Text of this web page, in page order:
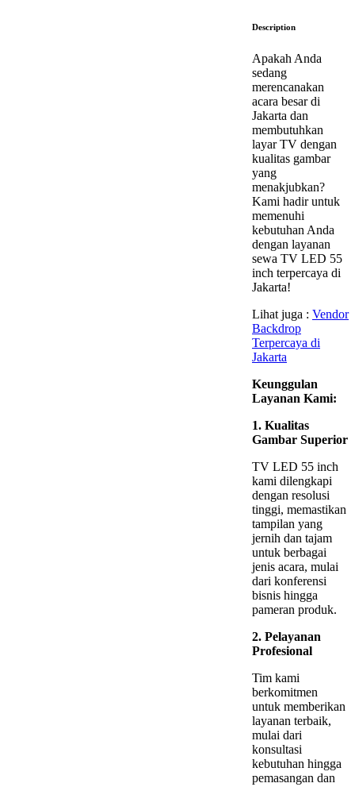
Description
Apakah Anda
sedang
merencanakan
acara besar di
Jakarta dan
membutuhkan
layar TV dengan
kualitas gambar
yang
menakjubkan?
Kami hadir untuk
memenuhi
kebutuhan Anda
dengan layanan
sewa TV LED 55
inch terpercaya di
Jakarta!
Lihat juga : Vendor
Backdrop
Terpercaya di
Jakarta
Keunggulan
Layanan Kami:
1. Kualitas
Gambar Superior
TV LED 55 inch
kami dilengkapi
dengan resolusi
tinggi, memastikan
tampilan yang
jernih dan tajam
untuk berbagai
jenis acara, mulai
dari konferensi
bisnis hingga
pameran produk.
2. Pelayanan
Profesional
Tim kami
berkomitmen
untuk memberikan
layanan terbaik,
mulai dari
konsultasi
kebutuhan hingga
pemasangan dan